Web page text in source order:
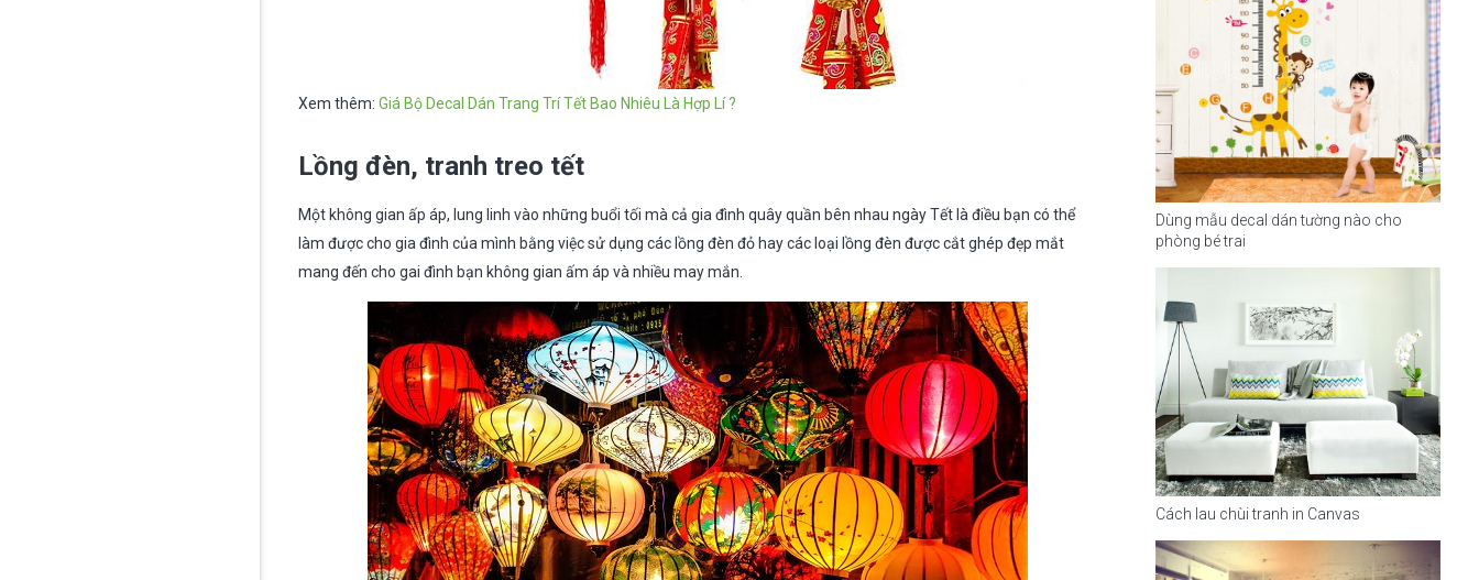
Xem thêm: Giá Bộ Decal Dán Trang Trí Tết Bao Nhiêu Là Hợp Lí ?
Lồng đèn, tranh treo tết
Một không gian ấp áp, lung linh vào những buổi tối mà cả gia đình quây quần bên nhau ngày Tết là điều bạn có thể
làm được cho gia đình của mình bằng việc sử dụng các lồng đèn đỏ hay các loại lồng đèn được cắt ghép đẹp mắt
mang đến cho gai đình bạn không gian ấm áp và nhiều may mắn.
Dùng mẫu decal dán tường nào cho
phòng bé trai
Cách lau chùi tranh in Canvas